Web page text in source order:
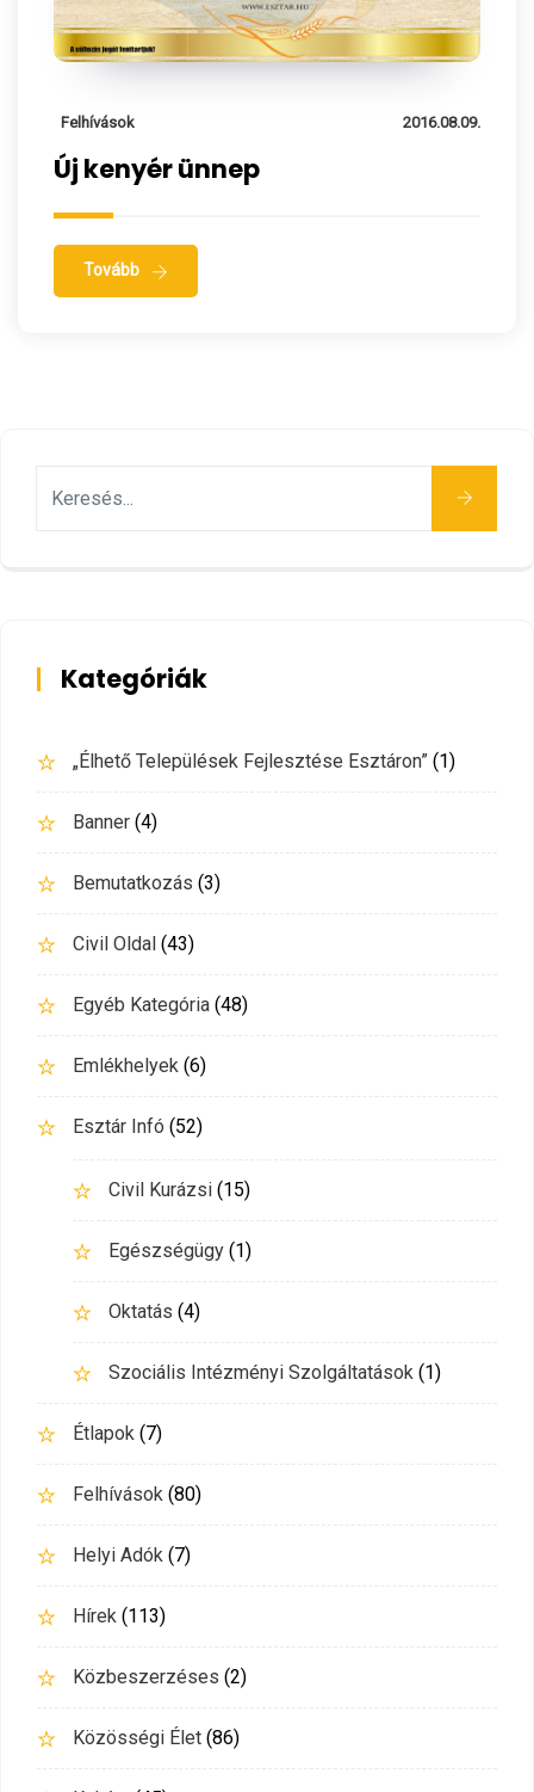
Felhívások 2016.08.09.
Új kenyér ünnep
Tovább
Kategóriák
„Élhető Települések Fejlesztése Esztáron” (1)
Banner (4)
Bemutatkozás (3)
Civil Oldal (43)
Egyéb Kategória (48)
Emlékhelyek (6)
Esztár Infó (52)
Civil Kurázsi (15)
Egészségügy (1)
Oktatás (4)
Szociális Intézményi Szolgáltatások (1)
Étlapok (7)
Felhívások (80)
Helyi Adók (7)
Hírek (113)
Közbeszerzéses (2)
Közösségi Élet (86)